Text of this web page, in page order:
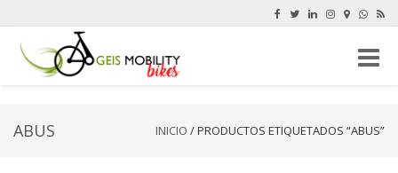
ABUS INICIO / PRODUCTOS ETIQUETADOS “ABUS”